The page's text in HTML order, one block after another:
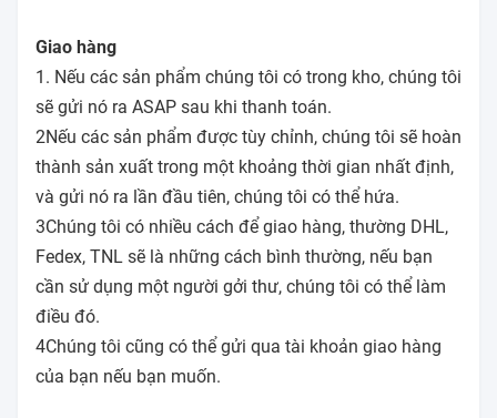
Giao hàng
1. Nếu các sản phẩm chúng tôi có trong kho, chúng tôi
sẽ gửi nó ra ASAP sau khi thanh toán.
2Nếu các sản phẩm được tùy chỉnh, chúng tôi sẽ hoàn
thành sản xuất trong một khoảng thời gian nhất định,
và gửi nó ra lần đầu tiên, chúng tôi có thể hứa.
3Chúng tôi có nhiều cách để giao hàng, thường DHL,
Fedex, TNL sẽ là những cách bình thường, nếu bạn
cần sử dụng một người gởi thư, chúng tôi có thể làm
điều đó.
4Chúng tôi cũng có thể gửi qua tài khoản giao hàng
của bạn nếu bạn muốn.